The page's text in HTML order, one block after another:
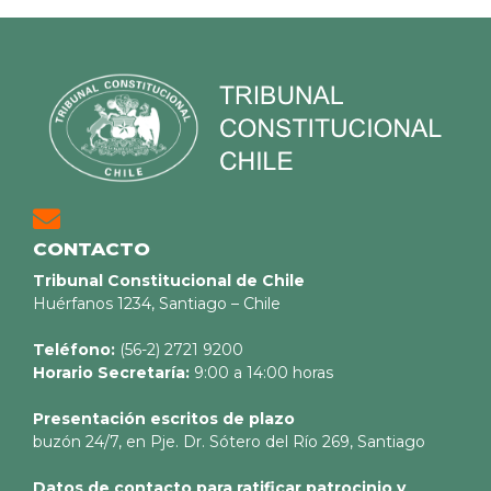
CONTACTO
Tribunal Constitucional de Chile
Huérfanos 1234, Santiago – Chile
Teléfono: (56-2) 2721 9200
Horario Secretaría: 9:00 a 14:00 horas
Presentación escritos de plazo
buzón 24/7, en Pje. Dr. Sótero del Río 269, Santiago